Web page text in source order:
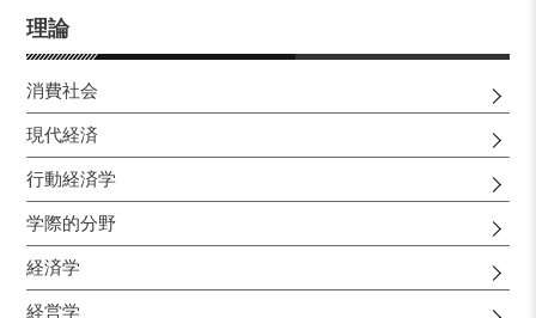
理論
消費社会
現代経済
行動経済学
学際的分野
経済学
経営学